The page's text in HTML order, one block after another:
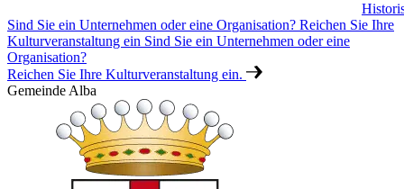
Sind Sie ein Unternehmen oder eine Organisation? Reichen Sie Ihre
Kulturveranstaltung ein Sind Sie ein Unternehmen oder eine
Organisation?
Reichen Sie Ihre Kulturveranstaltung ein.
Gemeinde Alba